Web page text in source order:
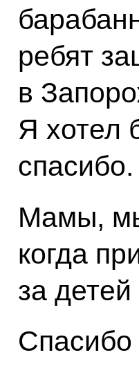
ребят
в
Я хотел
спасибо.
Мамы,
когда
за
Спасибо